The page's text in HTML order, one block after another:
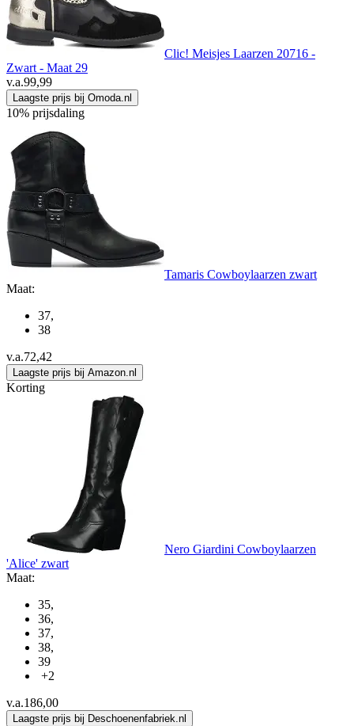
Clic! Meisjes Laarzen 20716 -
Zwart - Maat 29
v.a.99,99
Laagste prijs bij Omoda.nl
10% prijsdaling
Tamaris Cowboylaarzen zwart
Maat:
37,
38
v.a.72,42
Laagste prijs bij Amazon.nl
Korting
Nero Giardini Cowboylaarzen
'Alice' zwart
Maat:
35,
36,
37,
38,
39
+2
v.a.186,00
Laagste prijs bij Deschoenenfabriek.nl